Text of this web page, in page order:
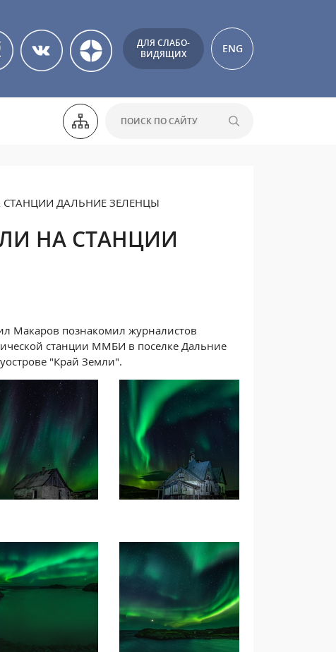
ДЛЯ СЛАБО-
ВИДЯЩИХ
ENG
ДАЛЬНИЕ ЗЕЛЕНЦЫ
НА СТАНЦИИ
Макаров познакомил журналистов
станции ММБИ в поселке Дальние
"Край Земли".